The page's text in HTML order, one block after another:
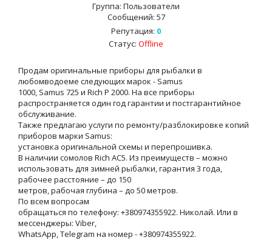
Группа: Пользователи
Сообщений: 57
Репутация: 0
Статус: Offline
Продам оригинальные приборы для рыбалки в
любомводоеме следующих марок - Samus
1000, Samus 725 и Rich P 2000. На все приборы
распространяется один год гарантии и постгарантийное
обслуживание.
Также предлагаю услуги по ремонту/разблокировке копий
приборов марки Samus:
установка оригинальной схемы и перепрошивка.
В наличии сомолов Rich AC5. Из преимуществ – можно
использовать для зимней рыбалки, гарантия 3 года,
рабочее расстояние – до 150
метров, рабочая глубина – до 50 метров.
По всем вопросам
обращаться по телефону: +380974355922. Николай. Или в
мессенджеры: Viber,
WhatsApp, Telegram на номер - +380974355922.